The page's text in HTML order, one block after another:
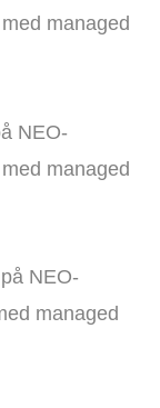
managed
NEO-
managed
NEO-
managed